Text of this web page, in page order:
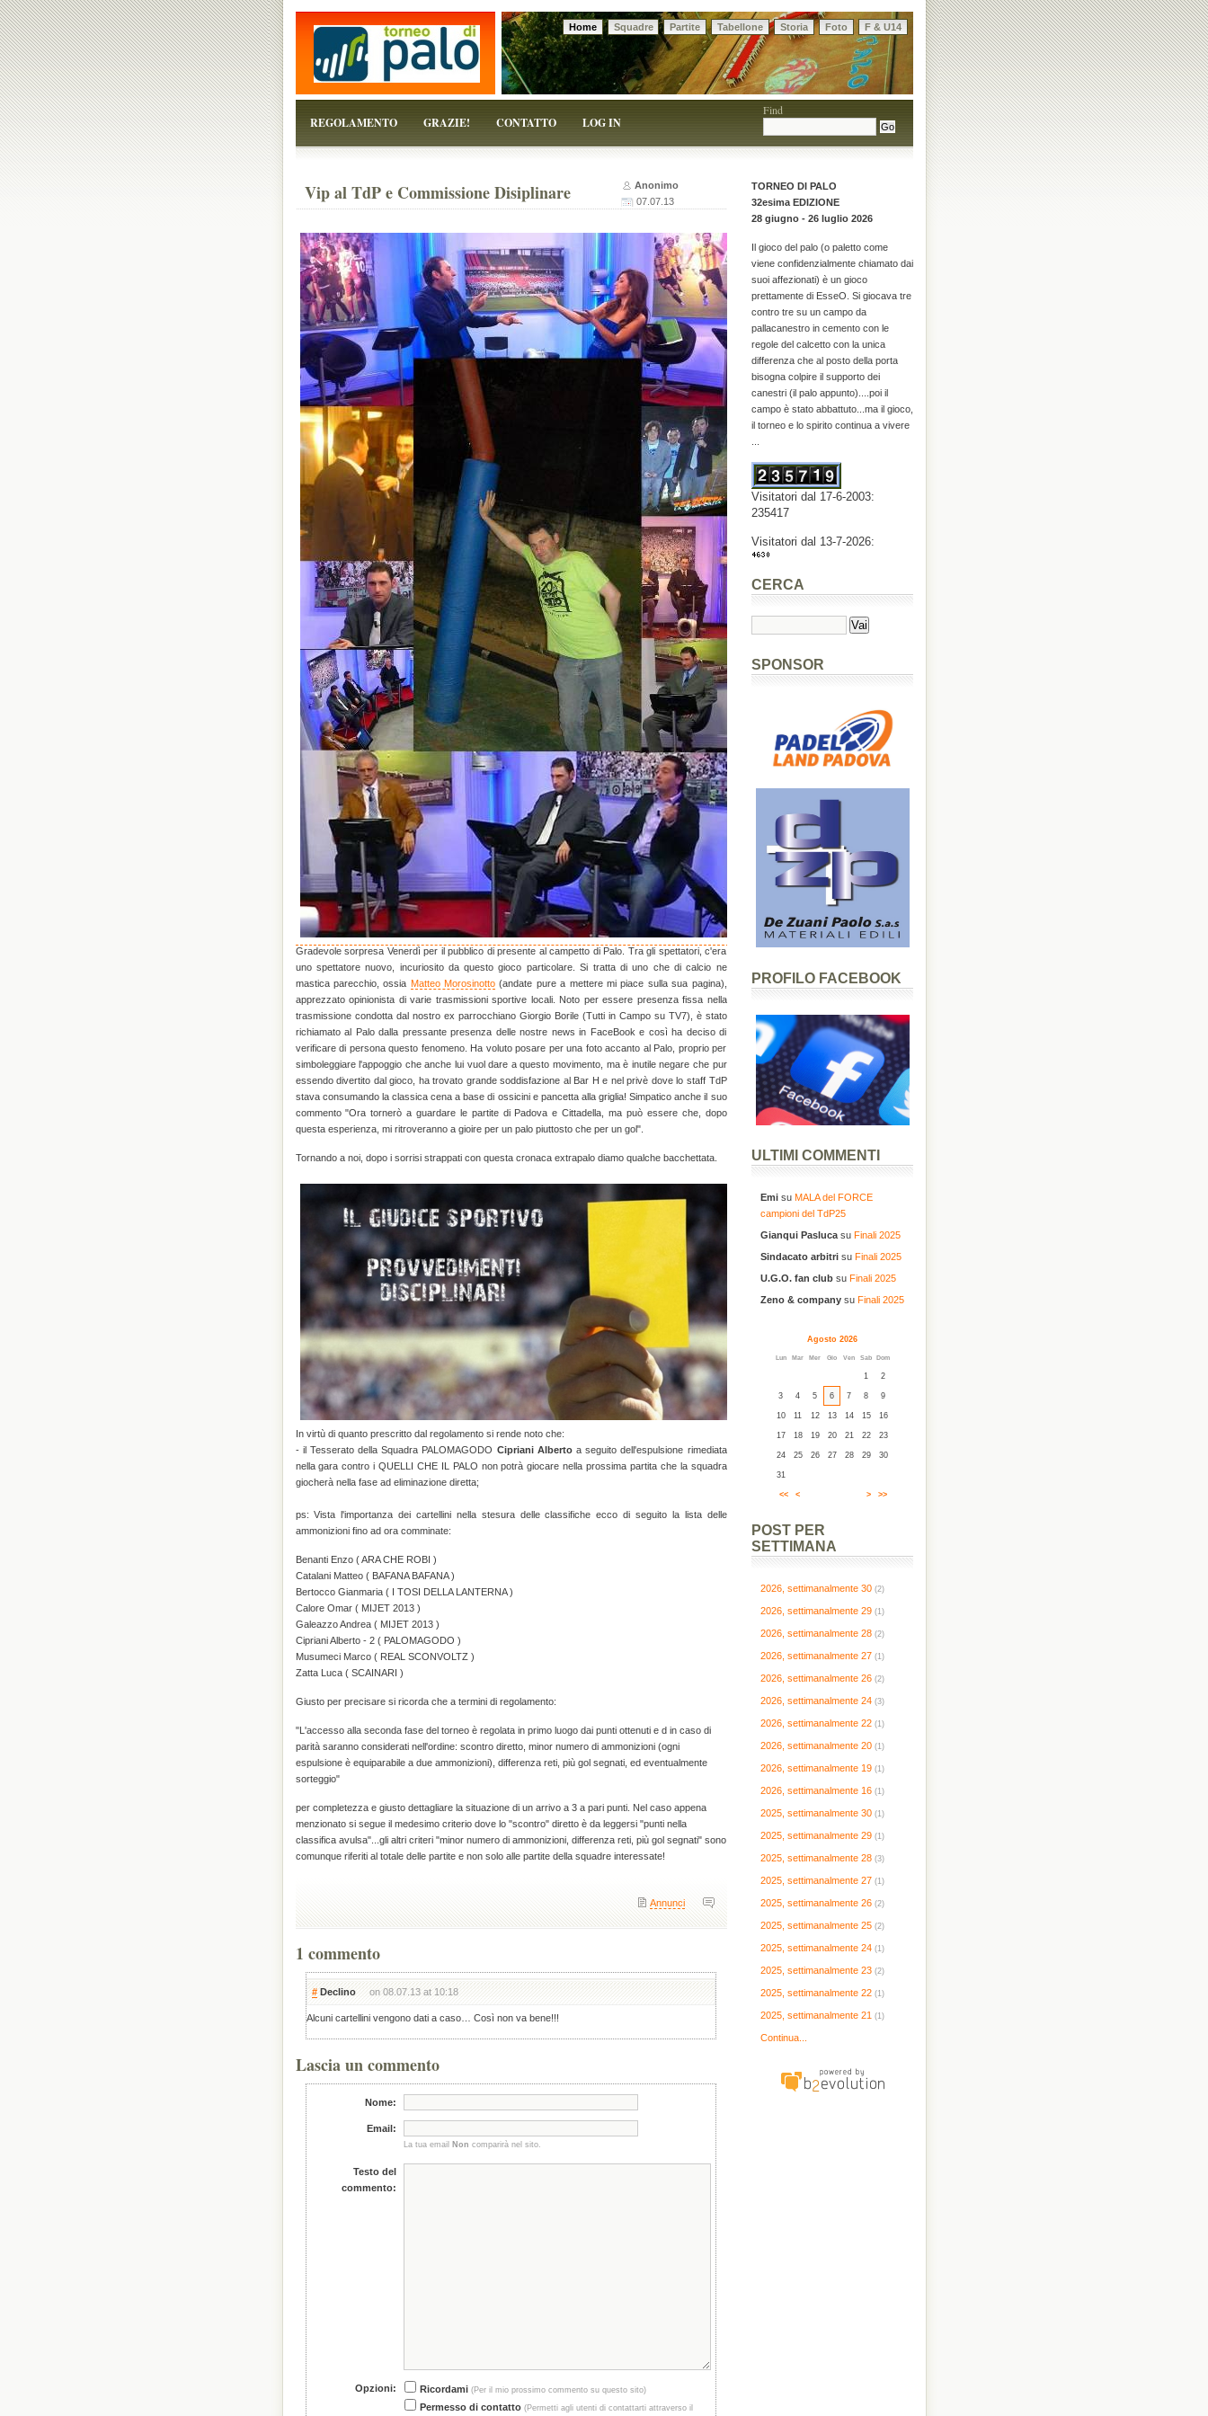
Home Squadre Partite Tabellone Storia Foto F & U14
REGOLAMENTO GRAZIE! CONTATTO LOG IN
Find
Anonimo
07.07.13
Vip al TdP e Commissione Disiplinare
Gradevole sorpresa Venerdì per il pubblico di presente al campetto di Palo. Tra gli spettatori, c'era
uno spettatore nuovo, incuriosito da questo gioco particolare. Si tratta di uno che di calcio ne
mastica parecchio, ossia Matteo Morosinotto (andate pure a mettere mi piace sulla sua pagina),
apprezzato opinionista di varie trasmissioni sportive locali. Noto per essere presenza fissa nella
trasmissione condotta dal nostro ex parrocchiano Giorgio Borile (Tutti in Campo su TV7), è stato
richiamato al Palo dalla pressante presenza delle nostre news in FaceBook e così ha deciso di
verificare di persona questo fenomeno. Ha voluto posare per una foto accanto al Palo, proprio per
simboleggiare l'appoggio che anche lui vuol dare a questo movimento, ma è inutile negare che pur
essendo divertito dal gioco, ha trovato grande soddisfazione al Bar H e nel privè dove lo staff TdP
stava consumando la classica cena a base di ossicini e pancetta alla griglia! Simpatico anche il suo
commento "Ora tornerò a guardare le partite di Padova e Cittadella, ma può essere che, dopo
questa esperienza, mi ritroveranno a gioire per un palo piuttosto che per un gol".
Tornando a noi, dopo i sorrisi strappati con questa cronaca extrapalo diamo qualche bacchettata.
In virtù di quanto prescritto dal regolamento si rende noto che:
- il Tesserato della Squadra PALOMAGODO Cipriani Albertoa seguito dell'espulsione rimediata
nella gara contro i QUELLI CHE IL PALO non potrà giocare nella prossima partita che la squadra
giocherà nella fase ad eliminazione diretta;
ps: Vista l'importanza dei cartellini nella stesura delle classifiche ecco di seguito la lista delle
ammonizioni fino ad ora comminate:
Benanti Enzo ( ARA CHE ROBI )
Catalani Matteo ( BAFANA BAFANA )
Bertocco Gianmaria ( I TOSI DELLA LANTERNA )
Calore Omar ( MIJET 2013 )
Galeazzo Andrea ( MIJET 2013 )
Cipriani Alberto - 2 ( PALOMAGODO )
Musumeci Marco ( REAL SCONVOLTZ )
Zatta Luca ( SCAINARI )
Giusto per precisare si ricorda che a termini di regolamento:
"L'accesso alla seconda fase del torneo è regolata in primo luogo dai punti ottenuti e d in caso di
parità saranno considerati nell'ordine: scontro diretto, minor numero di ammonizioni (ogni
espulsione è equiparabile a due ammonizioni), differenza reti, più gol segnati, ed eventualmente
sorteggio"
per completezza e giusto dettagliare la situazione di un arrivo a 3 a pari punti. Nel caso appena
menzionato si segue il medesimo criterio dove lo "scontro" diretto è da leggersi "punti nella
classifica avulsa"...gli altri criteri "minor numero di ammonizioni, differenza reti, più gol segnati" sono
comunque riferiti al totale delle partite e non solo alle partite della squadre interessate!
Annunci
1 commento
# Declino on 08.07.13 at 10:18
Alcuni cartellini vengono dati a caso… Così non va bene!!!
Lascia un commento
Nome:
Email:
La tua email Non comparirà nel sito.
Testo del
commento:
Opzioni: Ricordami (Per il mio prossimo commento su questo sito)
Permesso di contatto (Permetti agli utenti di contattarti attraverso il
TORNEO DI PALO
32esima EDIZIONE
28 giugno - 26 luglio 2026
Il gioco del palo (o paletto come
viene confidenzialmente chiamato dai
suoi affezionati) è un gioco
prettamente di EsseO. Si giocava tre
contro tre su un campo da
pallacanestro in cemento con le
regole del calcetto con la unica
differenza che al posto della porta
bisogna colpire il supporto dei
canestri (il palo appunto)....poi il
campo è stato abbattuto...ma il gioco,
il torneo e lo spirito continua a vivere
Visitatori dal 17-6-2003:
235417
Visitatori dal 13-7-2026:
CERCA
SPONSOR
PROFILO FACEBOOK
ULTIMI COMMENTI
Emisu MALA del FORCE
campioni del TdP25
Gianqui Paslucasu Finali 2025
Sindacato arbitrisu Finali 2025
U.G.O. fan clubsu Finali 2025
Zeno & companysu Finali 2025
Agosto 2026
Lun Mar Mer Gio Ven Sab Dom
<< < > >>
1 2
3 4 5 6 7 8 9
10 11 12 13 14 15 16
17 18 19 20 21 22 23
24 25 26 27 28 29 30
31
POST PER
SETTIMANA
2026, settimanalmente 30 (2)
2026, settimanalmente 29 (1)
2026, settimanalmente 28 (2)
2026, settimanalmente 27 (1)
2026, settimanalmente 26 (2)
2026, settimanalmente 24 (3)
2026, settimanalmente 22 (1)
2026, settimanalmente 20 (1)
2026, settimanalmente 19 (1)
2026, settimanalmente 16 (1)
2025, settimanalmente 30 (1)
2025, settimanalmente 29 (1)
2025, settimanalmente 28 (3)
2025, settimanalmente 27 (1)
2025, settimanalmente 26 (2)
2025, settimanalmente 25 (2)
2025, settimanalmente 24 (1)
2025, settimanalmente 23 (2)
2025, settimanalmente 22 (1)
2025, settimanalmente 21 (1)
Continua...